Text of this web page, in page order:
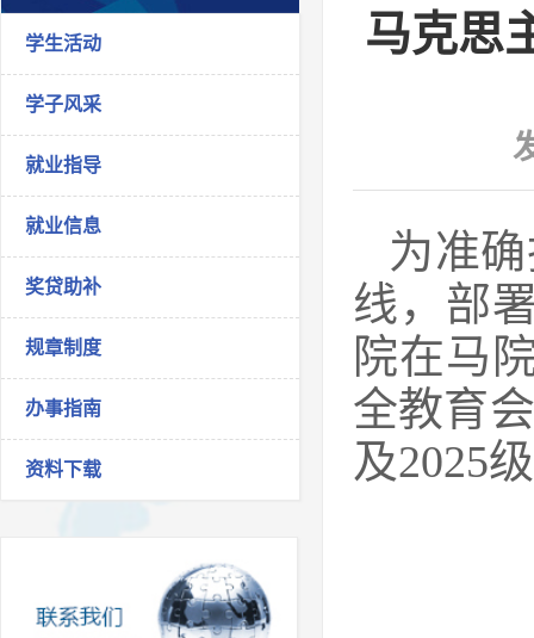
学生活动
学子风采
就业指导
就业信息
奖贷助补
规章制度
办事指南
资料下载
马克思
为准
线，部
院在马
全教育
及2025